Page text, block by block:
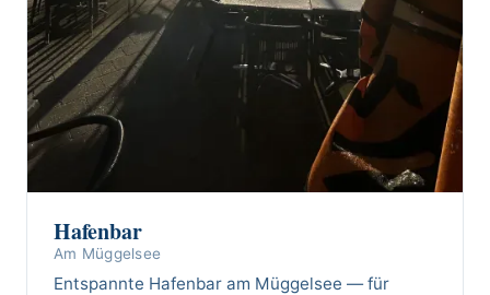
Hafenbar
Am Müggelsee
Entspannte Hafenbar am Müggelsee — für